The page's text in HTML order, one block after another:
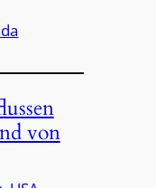
von